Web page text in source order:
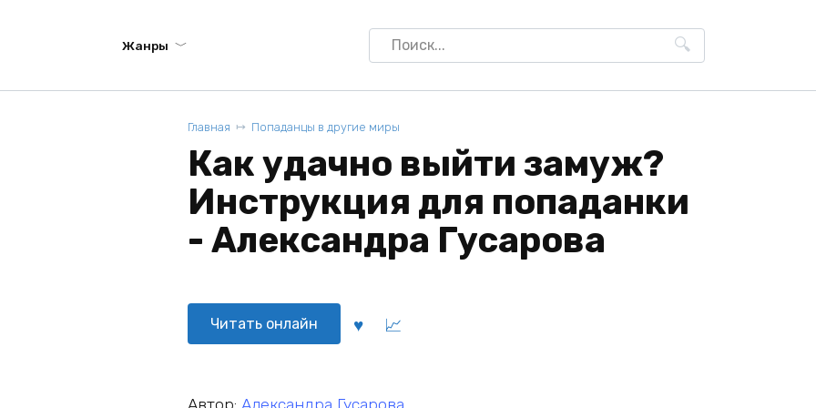
Жанры
Search
for:
Главная Попаданцы в другие миры
Как удачно выйти замуж?
Инструкция для попаданки
- Александра Гусарова
Читать онлайн
Автор: Александра Гусарова